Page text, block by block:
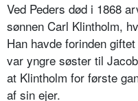
Ved Peders død i 1868
sønnen Carl Klintholm,
Han havde forinden
var yngre søster til
at Klintholm for første
af sin ejer.